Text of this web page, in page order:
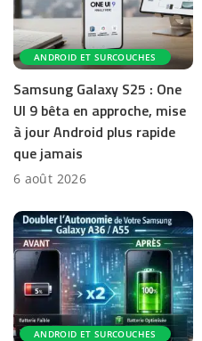
ANDROID ET SURCOUCHES
Samsung Galaxy S25 : One
UI 9 bêta en approche, mise
à jour Android plus rapide
que jamais
6 août 2026
ANDROID ET SURCOUCHES